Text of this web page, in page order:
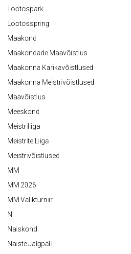
Lootospark
Lootosspring
Maakond
Maakondade Maavõistlus
Maakonna Karikavõistlused
Maakonna Meistrivõistlused
Maavõistlus
Meeskond
Meistriliiga
Meistrite Liiga
Meistrivõistlused
MM
MM 2026
MM Valikturniir
N
Naiskond
Naiste Jalgpall